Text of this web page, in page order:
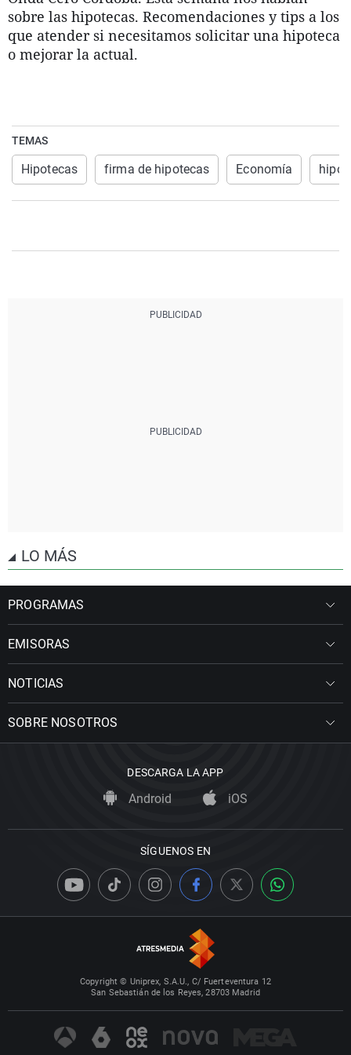
La rosa de los vientos
Gente viajera
Caso
Retornados
Extremadura
Galicia
País Vasco
Virales
Televisión
sobre las hipotecas. Recomendaciones y tips a los
que atender si necesitamos solicitar una hipoteca
o mejorar la actual.
TEMAS
Hipotecas firma de hipotecas Economía
LO MÁS
PROGRAMAS
EMISORAS
NOTICIAS
SOBRE NOSOTROS
DESCARGA LA APP
Android iOS
SÍGUENOS EN
Copyright © Uniprex, S.A.U., C/ Fuerteventura 12
San Sebastián de los Reyes, 28703 Madrid